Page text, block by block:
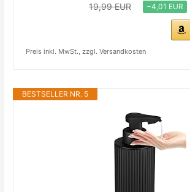
19,99 EUR −4,01 EUR
Preis inkl. MwSt., zzgl. Versandkosten
BESTSELLER NR. 5